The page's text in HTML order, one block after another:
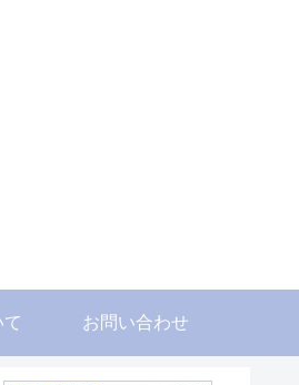
お問い合わせ